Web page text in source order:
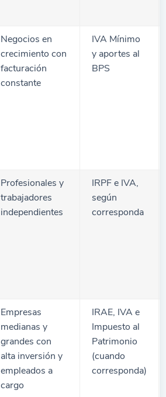
Negocios en
crecimiento con
facturación
constante
IVA Mínimo
y aportes al
BPS
Profesionales y
trabajadores
independientes
IRPF e IVA,
según
corresponda
Empresas
medianas y
grandes con
alta inversión y
empleados a
cargo
IRAE, IVA e
Impuesto al
Patrimonio
(cuando
corresponda)